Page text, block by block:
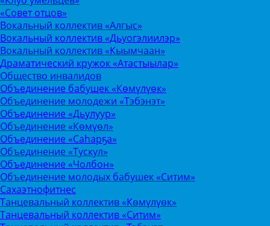
«Совет отцов»
Вокальный коллектив «Алгыс»
Вокальный коллектив «Дьуогэлиилэр»
Вокальный коллектив «Кыымчаан»
Драматический кружок «Атастыылар»
Общество инвалидов
Объединение бабушек «Көмүлүөк»
Объединение молодежи «Тэбэнэт»
Объединение «Дьулуур»
Объединение «Көмүөл»
Объединение «Саhарҕа»
Объединение «Тускул»
Объединение «Чолбон»
Объединение молодых бабушек «Ситим»
Сахаэтнофитнес
Танцевальный коллектив «Көмүлүөк»
Танцевальный коллектив «Ситим»